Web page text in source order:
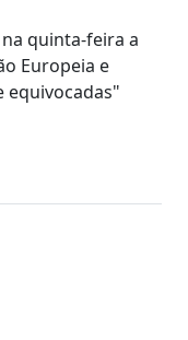
quinta-feira a
Europeia e
equivocadas"